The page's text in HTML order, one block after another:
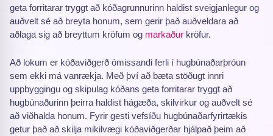
geta forritarar tryggt að kóðagrunnurinn haldist sveigjanlegur og
auðvelt sé að breyta honum, sem gerir það auðveldara að
aðlaga sig að breyttum kröfum og markaður kröfur.
Að lokum er kóðaviðgerð ómissandi ferli í hugbúnaðarþróun
sem ekki má vanrækja. Með því að bæta stöðugt innri
uppbyggingu og skipulag kóðans geta forritarar tryggt að
hugbúnaðurinn þeirra haldist hágæða, skilvirkur og auðvelt sé
að viðhalda honum. Fyrir gesti vefsíðu hugbúnaðarfyrirtækis
getur það að skilja mikilvægi kóðaviðgerðar hjálpað þeim að